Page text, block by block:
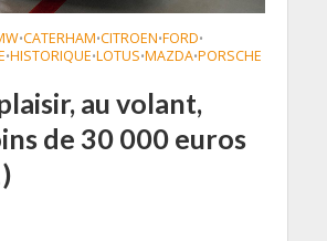
•CATERHAM•CITROEN•FORD•
•HISTORIQUE•LOTUS•MAZDA•PORSCHE
au volant,
de 30 000 euros